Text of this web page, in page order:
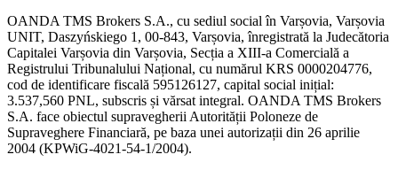
OANDA TMS Brokers S.A., cu sediul social în Varșovia, Varșovia
UNIT, Daszyńskiego 1, 00-843, Varșovia, înregistrată la Judecătoria
Capitalei Varșovia din Varșovia, Secția a XIII-a Comercială a
Registrului Tribunalului Național, cu numărul KRS 0000204776,
cod de identificare fiscală 595126127, capital social inițial:
3.537,560 PNL, subscris și vărsat integral. OANDA TMS Brokers
S.A. face obiectul supravegherii Autorității Poloneze de
Supraveghere Financiară, pe baza unei autorizații din 26 aprilie
2004 (KPWiG-4021-54-1/2004).